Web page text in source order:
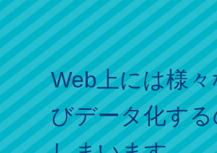
Web上には様
びデータ化す